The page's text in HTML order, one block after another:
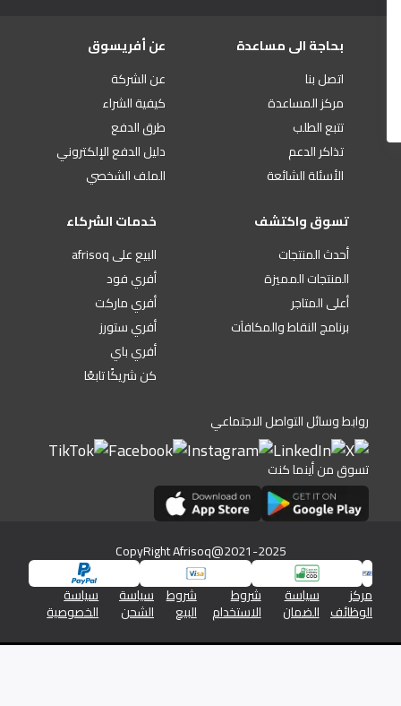
بحاجة الى مساعدة
اتصل بنا
مركز المساعدة
تتبع الطلب
تذاكر الدعم
الأسئلة الشائعة
عن أفريسوق
عن الشركة
كيفية الشراء
طرق الدفع
دليل الدفع الإلكتروني
الملف الشخصي
تسوق واكتشف
أحدث المنتجات
المنتجات المميزة
أعلى المتاجر
برنامج النقاط والمكافآت
خدمات الشركاء
البيع على afrisoq
أفري فود
أفري ماركت
أفري ستورز
أفري باي
كن شريكًا تابعًا
روابط وسائل التواصل الاجتماعي
تسوق من أينما كنت
CopyRight Afrisoq@2021-2025
مركز
الوظائف
سياسة
الضمان
شروط
الاستخدام
شروط
البيع
سياسة
الشحن
سياسة
الخصوصية